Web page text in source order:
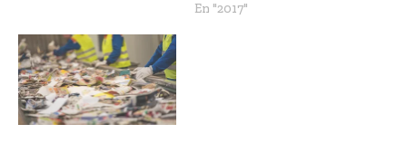
En "2017"